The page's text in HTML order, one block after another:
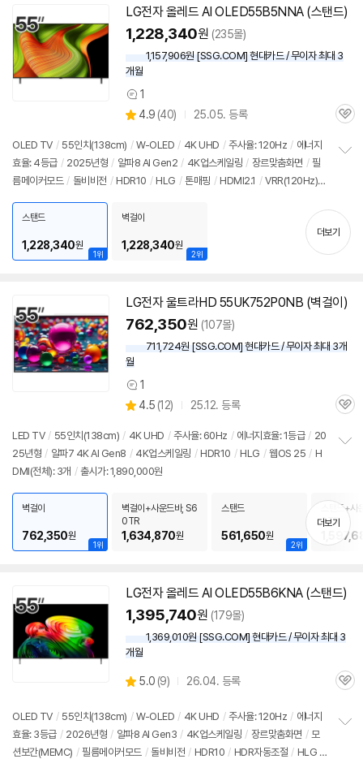
LG전자 올레드 AI OLED55B5NNA (스탠드)
1,228,340원 (235몰)
1,157,906원 [SSG.COM] 현대카드 / 무이자 최대 3
개월
상
품
견
1
별
점
4.9 (상
리
뷰
40) 25.05. 등록
관
OLED TV / 55인치 (138cm) / W-OLED / 4KUHD / 주사율: 120Hz / 에너지
효율: 4등급 / 2025년형 / 알파8 AI Gen2 / 4K업스케일링 / 장르맞춤화면 / 필
름메이커모드 / 돌비비전 / HDR10 / HLG / 톤매핑 / HDMI2.1 / VRR(120Hz)
HDMI(전체): 3개 출시가: 1,890,000원
기
1위
스탠드
1,228,340원
2위
벽걸이
1,228,340원
더보기
LG전자 울트라HD 55UK752P0NB (벽걸이)
762,350원 (107몰)
711,724원 [SSG.COM] 현대카드 / 무이자 최대 3개
월
상
품
견
1
별
점
4.5 (상
리
뷰
12) 25.12. 등록
관
LED TV / 55인치 (138cm) / 4KUHD / 주사율: 60Hz / 에너지효율: 1등급 / 20
25년형 / 알파7 4KAI Gen8 / 4K업스케일링 / HDR10 / HLG / 웹OS 25 / H
DMI(전체): 3개 / 출시가: 1,890,000원
치
기
1위
벽걸이
762,350원
벽걸이+사운드바, S6
0TR
1,634,870원
2위
스탠드
561,650원
스탠드+사
0TR
더보기
LG전자 올레드 AI OLED55B6KNA (스탠드)
1,395,740원 (179몰)
1,369,010원 [SSG.COM] 현대카드 / 무이자 최대 3
개월
별
5.0 (상
리
뷰
9) 26.04. 등록
관
OLED TV / 55인치 (138cm) / W-OLED / 4KUHD / 주사율: 120Hz / 에너지
효율: 3등급 / 2026년형 / 알파8 AI Gen3 / 4K업스케일링 / 장르맞춤화면 / 모
션보간(MEMC) / 필름메이커모드 / 돌비비전 / HDR10 / HDR자동조절 / HLG /